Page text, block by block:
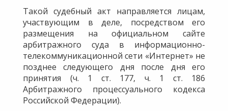
Такой судебный акт направляется лицам,
участвующим в деле, посредством его
размещения на официальном сайте
арбитражного суда в информационно-
телекоммуникационной сети «Интернет» не
позднее следующего дня после дня его
принятия (ч. 1 ст. 177, ч. 1 ст. 186
Арбитражного процессуального кодекса
Российской Федерации).